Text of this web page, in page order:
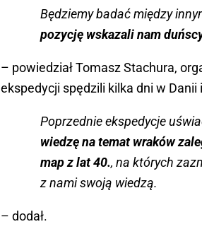
Będziemy badać między
pozycję wskazali nam
– powiedział Tomasz Stachura,
ekspedycji spędzili kilka dni w
Poprzednie ekspedycje
wiedzę na temat wraków
map z lat 40., na których
z nami swoją wiedzą.
– dodał.